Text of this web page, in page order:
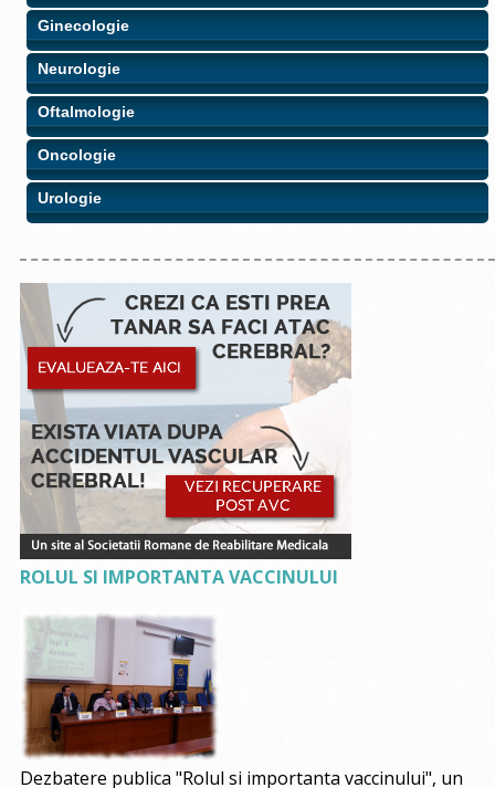
Ginecologie
Neurologie
Oftalmologie
Oncologie
Urologie
ROLUL SI IMPORTANTA VACCINULUI
Dezbatere publica "Rolul si importanta vaccinului", un